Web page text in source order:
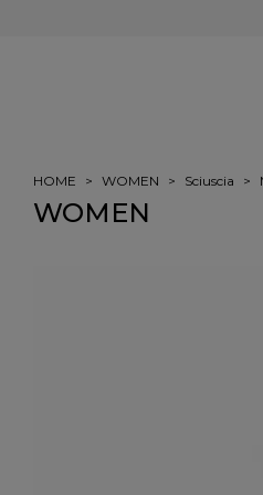
HOME WOMEN Sciuscia
WOMEN